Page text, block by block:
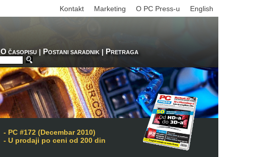
English
O PC Press-u
Marketing
Kontakt
O ČASOPISU| POSTANI SARADNIK| PRETRAGA
- PC #172 (Decembar 2010)
- U prodaji po ceni od 200 din